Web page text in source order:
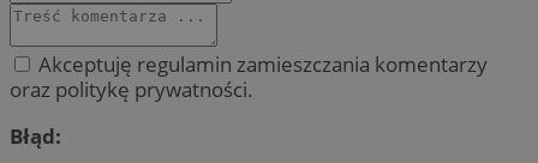
Akceptuję regulamin zamieszczania komentarzy
oraz politykę prywatności.
Błąd: